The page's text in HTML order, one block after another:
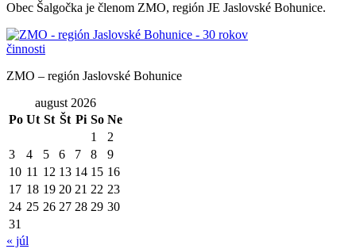
Obec Šalgočka je členom ZMO, región JE Jaslovské Bohunice.
ZMO – región Jaslovské Bohunice
august 2026
Po Ut St Št Pi So Ne
1
2
3
4 5 6 7 8
9
10 11 12 13 14 15 16
17 18 19 20 21 22 23
24 25 26 27 28 29 30
31
« júl